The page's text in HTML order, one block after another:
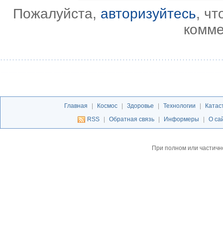
Пожалуйста, авторизуйтесь,
Главная Космос Здоровье Технологии
RSS
Обратная связь Информеры О
При полном или